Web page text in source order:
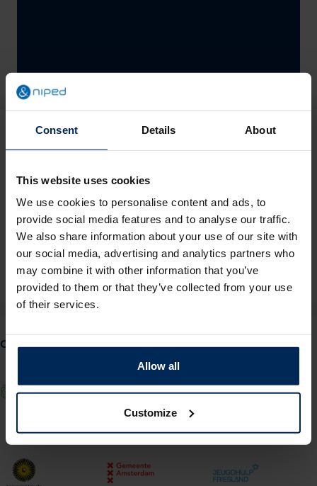
Consent Details About
This website uses cookies
We use cookies to personalise content and ads, to
provide social media features and to analyse our traffic.
We also share information about your use of our site with
our social media, advertising and analytics partners who
may combine it with other information that you’ve
provided to them or that they’ve collected from your use
of their services.
Allow all
Customize
vertellen
Vraag een adviesgespek aan
Of bel direct met 020 261 0444
Onder andere deze klanten gingen je voor